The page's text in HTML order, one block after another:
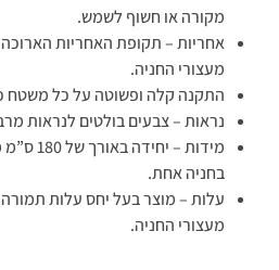
מקורה או חשוף לשמש.
אחריות – תקופת האחריות
מעצורי החניה.
התקנה קלה ופשוטה על כל משטח
נראות – צבעים בולטים לנראות
מידות –
בחניה אחת.
עלות – מוצר בעל יחס עלות תמורה
מעצורי החניה.